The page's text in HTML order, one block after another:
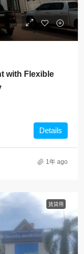
with Flexible
Details
1年 ago
賃貸用